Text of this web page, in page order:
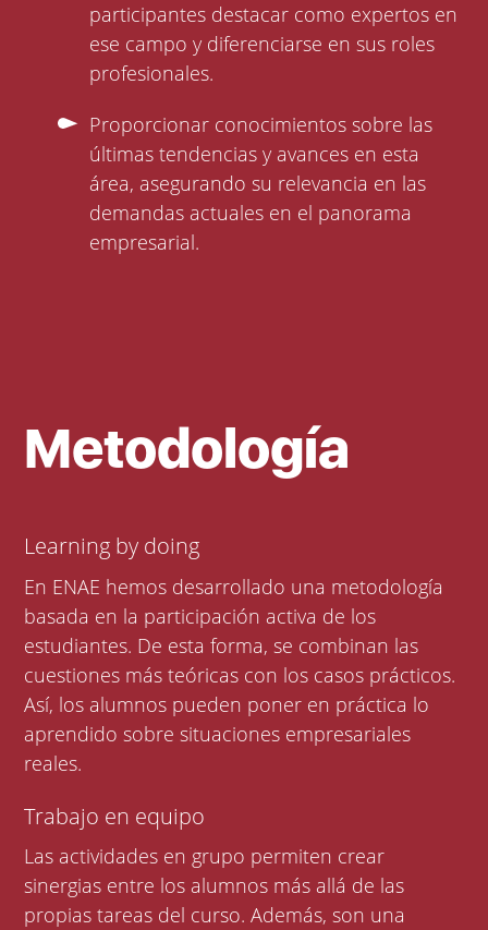
participantes destacar como expertos en
ese campo y diferenciarse en sus roles
profesionales.
Proporcionar conocimientos sobre las
últimas tendencias y avances en esta
área, asegurando su relevancia en las
demandas actuales en el panorama
empresarial.
Metodología
Learning by doing
En ENAE hemos desarrollado una metodología
basada en la participación activa de los
estudiantes. De esta forma, se combinan las
cuestiones más teóricas con los casos prácticos.
Así, los alumnos pueden poner en práctica lo
aprendido sobre situaciones empresariales
reales.
Trabajo en equipo
Las actividades en grupo permiten crear
sinergias entre los alumnos más allá de las
propias tareas del curso. Además, son una